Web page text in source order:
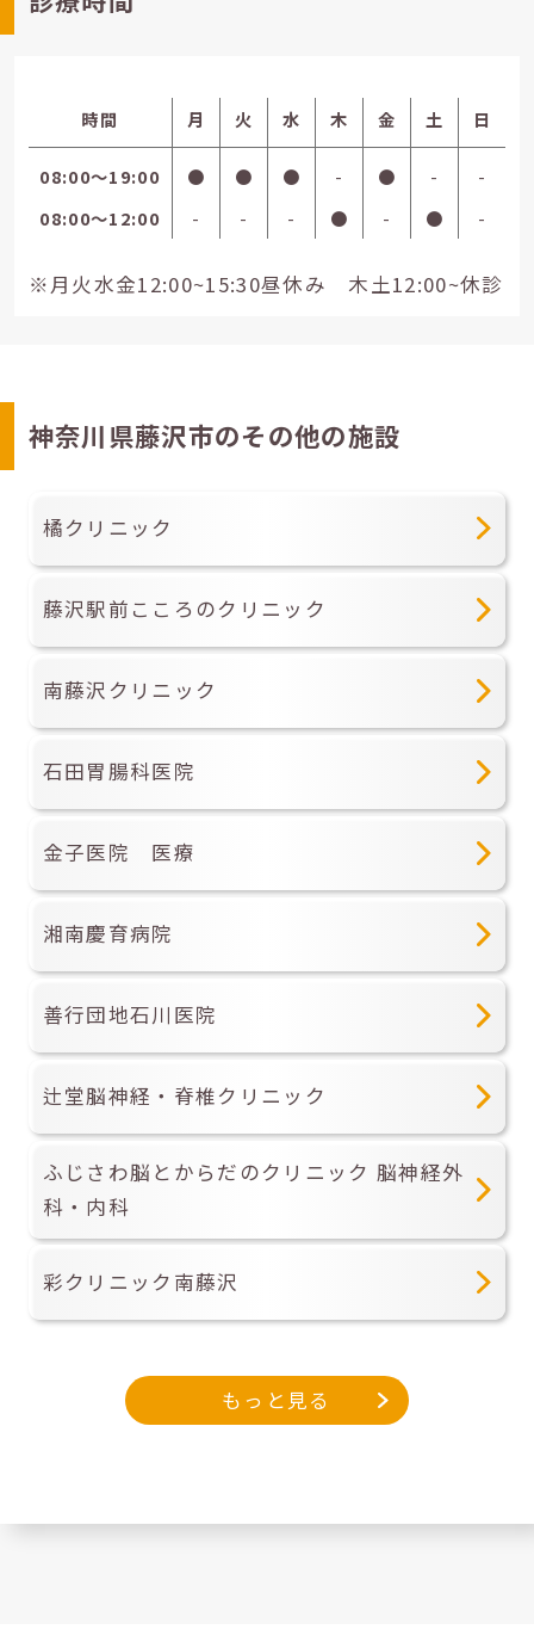
時間 月 火 水 木 金 土 日
08:00〜19:00 ● ● ● - ● -
-
08:00〜12:00
- - - ● - ● -
※月火水金12:00~15:30昼休み 木土12:00~休診
神奈川県藤沢市のその他の施設
橘クリニック
藤沢駅前こころのクリニック
南藤沢クリニック
石田胃腸科医院
金子医院 医療
湘南慶育病院
善行団地石川医院
辻堂脳神経・脊椎クリニック
ふじさわ脳とからだのクリニック 脳神経外
科・内科
彩クリニック南藤沢
もっと見る